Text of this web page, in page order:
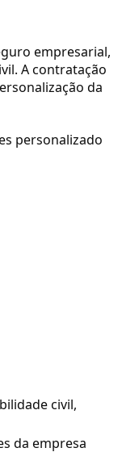
empresarial,
A contratação
da
personalizado
civil,
da empresa